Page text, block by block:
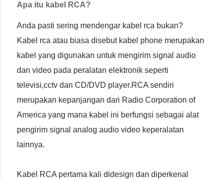
Apa itu kabel RCA?
Anda pasti sering mendengar kabel rca bukan?
Kabel rca atau biasa disebut kabel phone merupakan
kabel yang digunakan untuk mengirim signal audio
dan video pada peralatan elektronik seperti
televisi,cctv dan CD/DVD player.RCA sendiri
merupakan kepanjangan dari Radio Corporation of
America yang mana kabel ini berfungsi sebagai alat
pengirim signal analog audio video keperalatan
lainnya.
Kabel RCA pertama kali didesign dan diperkenal